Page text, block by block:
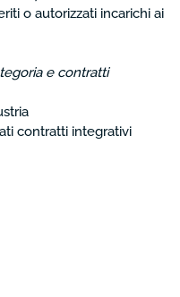
o autorizzati incarichi ai
e contratti
contratti integrativi